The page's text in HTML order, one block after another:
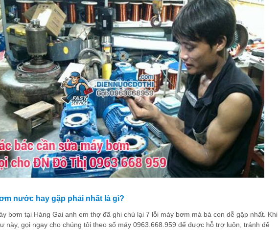
nước hay gặp phải nhất là gì?
bơm tại Hàng Gai anh em thợ đã ghi chú lại 7 lỗi máy bơm mà bà con dễ gặp nhất. Khi
này, gọi ngay cho chúng tôi theo số máy 0963.668.959 để được hỗ trợ luôn, tránh để